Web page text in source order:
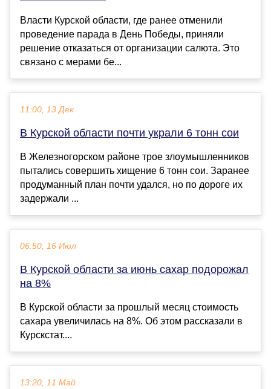
Власти Курской области, где ранее отменили
проведение парада в День Победы, приняли
решение отказаться от организации салюта. Это
связано с мерами бе...
11:00, 13 Дек
В Курской области почти украли 6 тонн сои
В Железногорском районе трое злоумышленников
пытались совершить хищение 6 тонн сои. Заранее
продуманный план почти удался, но по дороге их
задержали ...
06:50, 16 Июл
В Курской области за июнь сахар подорожал
на 8%
В Курской области за прошлый месяц стоимость
сахара увеличилась на 8%. Об этом рассказали в
Курскстат....
13:20, 11 Май